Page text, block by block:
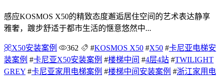
感应KOSMOS X50的精致态度邂逅居住空间的艺术表达静享
雅奢，踱步舒适于都市生活的惬意悠然中...
X50安装案例 362 #KOSMOS X50 #X50 #卡尼亚电梯安
装案例 #卡尼亚X50安装案例 #楼梯中间 #4层4站 #TWILIGHT
GREY #卡尼亚家用电梯案例 #楼梯中间安装案例 #浙江家用电